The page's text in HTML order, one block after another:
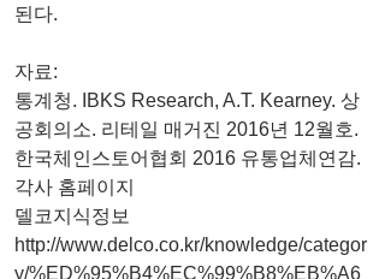
된다.
자료:
통계청. IBKS Research, A.T. Kearney. 상
공회의소. 리테일 매거진 2016년 12월호.
한국체인스토어협회 2016 유통업체연감.
각사 홈페이지
델코지식정보
http://www.delco.co.kr/knowledge/categor
y/%ED%95%B4%EC%99%B8%EB%A6